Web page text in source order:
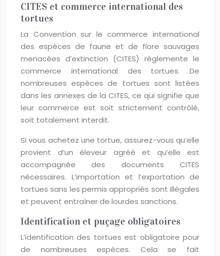
CITES et commerce international des
tortues
La Convention sur le commerce international
des espèces de faune et de flore sauvages
menacées d’extinction (CITES) réglemente le
commerce international des tortues. De
nombreuses espèces de tortues sont listées
dans les annexes de la CITES, ce qui signifie que
leur commerce est soit strictement contrôlé,
soit totalement interdit.
Si vous achetez une tortue, assurez-vous qu’elle
provient d’un éleveur agréé et qu’elle est
accompagnée des documents CITES
nécessaires. L’importation et l’exportation de
tortues sans les permis appropriés sont illégales
et peuvent entraîner de lourdes sanctions.
Identification et puçage obligatoires
L’identification des tortues est obligatoire pour
de nombreuses espèces. Cela se fait